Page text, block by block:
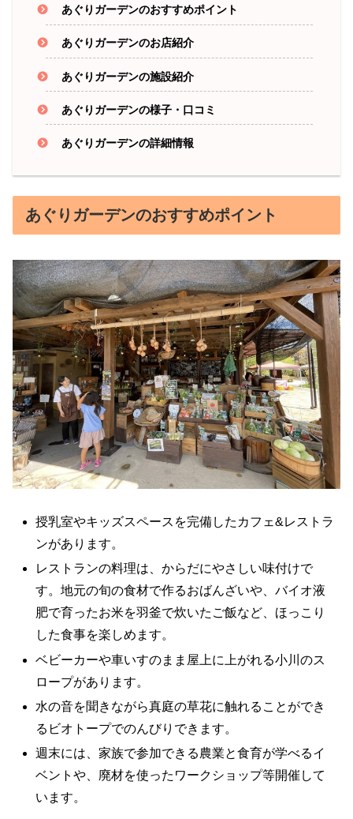
あぐりガーデンのおすすめポイント
あぐりガーデンのお店紹介
あぐりガーデンの施設紹介
あぐりガーデンの様子・口コミ
あぐりガーデンの詳細情報
あぐりガーデンのおすすめポイント
授乳室やキッズスペースを完備したカフェ&レストラ
ンがあります。
レストランの料理は、からだにやさしい味付けで
す。地元の旬の食材で作るおばんざいや、バイオ液
肥で育ったお米を羽釜で炊いたご飯など、ほっこり
した食事を楽しめます。
ベビーカーや車いすのまま屋上に上がれる小川のス
ロープがあります。
水の音を聞きながら真庭の草花に触れることができ
るビオトープでのんびりできます。
週末には、家族で参加できる農業と食育が学べるイ
ベントや、廃材を使ったワークショップ等開催して
います。